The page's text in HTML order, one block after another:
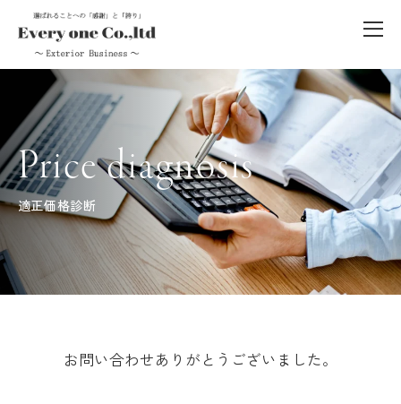
Price diagnosis
適正価格診断
お問い合わせありがとうございました。